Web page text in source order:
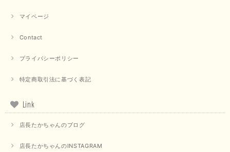
マイページ
Contact
プライバシーポリシー
特定商取引法に基づく表記
Link
店長たかちゃんのブログ
店長たかちゃんのINSTAGRAM